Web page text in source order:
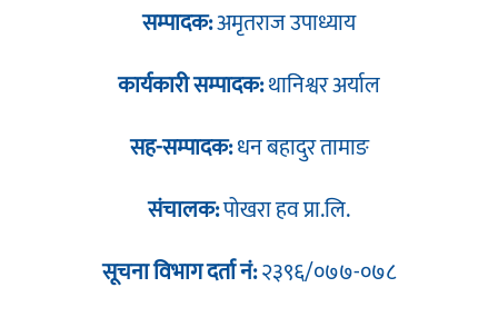
सम्पादक:अमृतराज उपाध्याय
कार्यकारी सम्पादक:थानिश्वर अर्याल
सह-सम्पादक:धन बहादुर तामाङ
संचालक:पोखरा हव प्रा.लि.
सूचना विभाग दर्ता नं:२३९६/०७७-०७८